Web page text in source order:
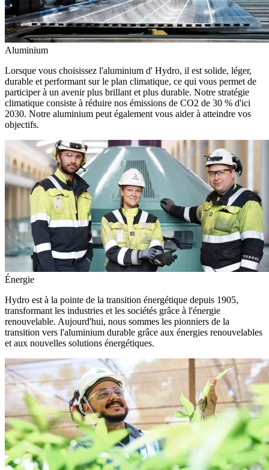
Aluminium
Lorsque vous choisissez l'aluminium d' Hydro, il est solide, léger,
durable et performant sur le plan climatique, ce qui vous permet de
participer à un avenir plus brillant et plus durable. Notre stratégie
climatique consiste à réduire nos émissions de CO2 de 30 % d'ici
2030. Notre aluminium peut également vous aider à atteindre vos
objectifs.
Énergie
Hydro est à la pointe de la transition énergétique depuis 1905,
transformant les industries et les sociétés grâce à l'énergie
renouvelable. Aujourd'hui, nous sommes les pionniers de la
transition vers l'aluminium durable grâce aux énergies renouvelables
et aux nouvelles solutions énergétiques.